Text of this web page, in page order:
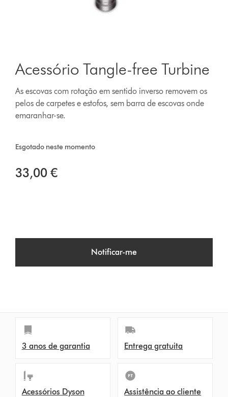
Acessório Tangle-free Turbine
As escovas com rotação em sentido inverso removem os
pelos de carpetes e estofos, sem barra de escovas onde
emaranhar-se.
Esgotado neste momento
33,00 €
Notificar-me
3 anos de garantia Entrega gratuita
Acessórios Dyson
Assistência ao cliente